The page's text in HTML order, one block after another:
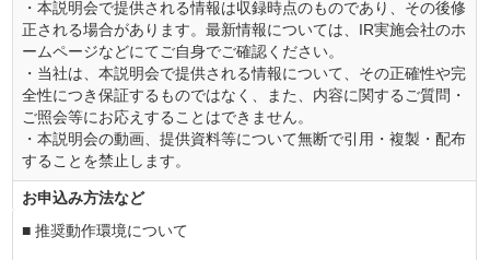
・本説明会で提供される情報は収録時点のものであり、その後修
正される場合があります。最新情報については、IR実施会社のホ
ームページなどにてご自身でご確認ください。
・当社は、本説明会で提供される情報について、その正確性や完
全性につき保証するものではなく、また、内容に関するご質問・
ご照会等にお応えすることはできません。
・本説明会の動画、提供資料等について無断で引用・複製・配布
することを禁止します。
お申込み方法など
■ 推奨動作環境について